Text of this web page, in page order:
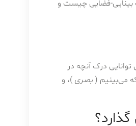
بینایی-فضایی چیست و
درک آنچه در
می‌بینیم (بصری )، و